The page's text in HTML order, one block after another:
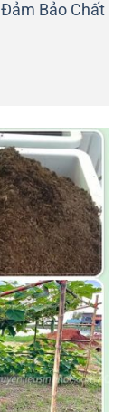
Bảo Chất